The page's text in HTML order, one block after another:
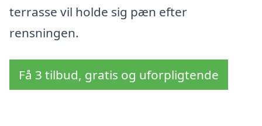
terrasse vil holde sig pæn efter
rensningen.
Få 3 tilbud, gratis og uforpligtende